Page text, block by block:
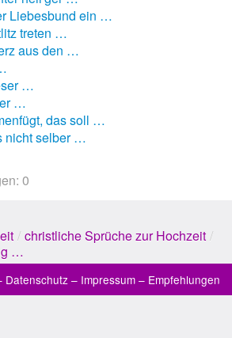
Liebesbund ein …
treten …
aus den …
…
…
das soll …
nicht selber …
0
/ christliche Sprüche zur Hochzeit /
…
Datenschutz – Impressum – Empfehlungen